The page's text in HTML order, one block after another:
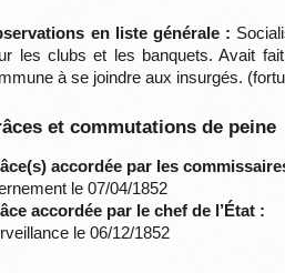
en liste générale :
les clubs et les banquets. Avait
à se joindre aux insurgés.
et commutations de peine
accordée par les
le 07/04/1852
accordée par le chef de l’État :
le 06/12/1852